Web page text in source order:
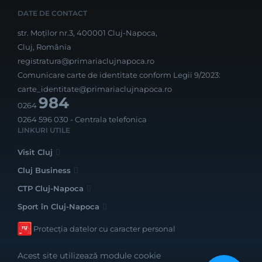
DATE DE CONTACT
str. Moților nr.3, 400001 Cluj-Napoca,
Cluj, România
registratura@primariaclujnapoca.ro
Comunicare carte de identitate conform Legii 9/2023:
carte_identitate@primariaclujnapoca.ro
0264984
0264 596 030 - Centrala telefonica
LINKURI UTILE
Visit Cluj
Cluj Business
CTP Cluj-Napoca
Sport în Cluj-Napoca
Protecția datelor cu caracter personal
Acest site utilizează module cookie